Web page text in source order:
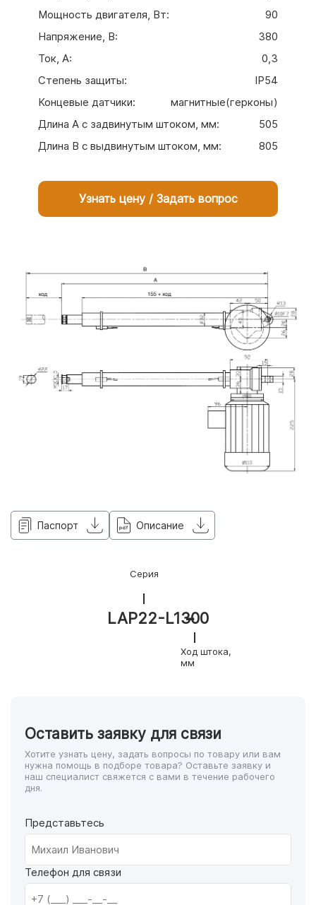
Мощность двигателя, Вт:
90
Напряжение, В:
380
Ток, А:
0,3
Степень защиты:
IP54
Концевые датчики:
магнитные(герконы)
Длина A с задвинутым штоком, мм:
505
Длина B с выдвинутым штоком, мм: 805
Узнать цену / Задать вопрос
Паспорт Описание
LAP22-L1
Серия
300
Ход штока,
мм
Оставить заявку для связи
Хотите узнать цену, задать вопросы по товару или вам
нужна помощь в подборе товара? Оставьте заявку и
наш специалист свяжется с вами в течение рабочего
дня.
Представьтесь
Телефон для связи